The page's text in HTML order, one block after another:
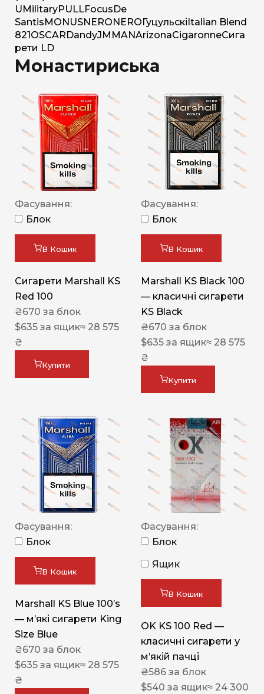
U MilitaryPULLFocus De
Santis MONUSNERO NERO Гуцульскі Italian Blend
821 OSCAR DandyJM MANArizonaCigaronneСига
рети LD
Монастириська
Фасування:
Блок
В Кошик
Сигарети Marshall KS
Red 100
₴670 за блок
$635 за ящик≈ 28 575
₴
Купити
Фасування:
Блок
В Кошик
Marshall KS Black 100
— класичні сигарети
KS Black
₴670 за блок
$635 за ящик≈ 28 575
₴
Купити
Фасування:
Блок
В Кошик
Marshall KS Blue 100’s
— м’які сигарети King
Size Blue
₴670 за блок
$635 за ящик≈ 28 575
₴
Фасування:
Блок
Ящик
В Кошик
OK KS 100 Red —
класичні сигарети у
м’якій пачці
₴586 за блок
$540 за ящик≈ 24 300